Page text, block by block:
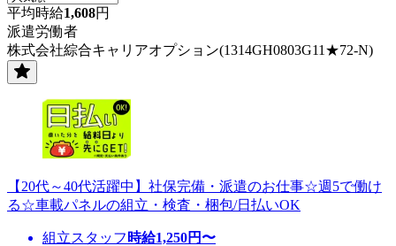
平均時給1,608円
派遣労働者
株式会社綜合キャリアオプション(1314GH0803G11★72-N)
【20代～40代活躍中】社保完備・派遣のお仕事☆週5で働け
る☆車載パネルの組立・検査・梱包/日払いOK
組立スタッフ 時給1,250円〜